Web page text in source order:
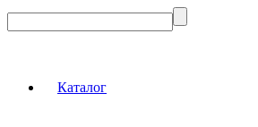
Каталог